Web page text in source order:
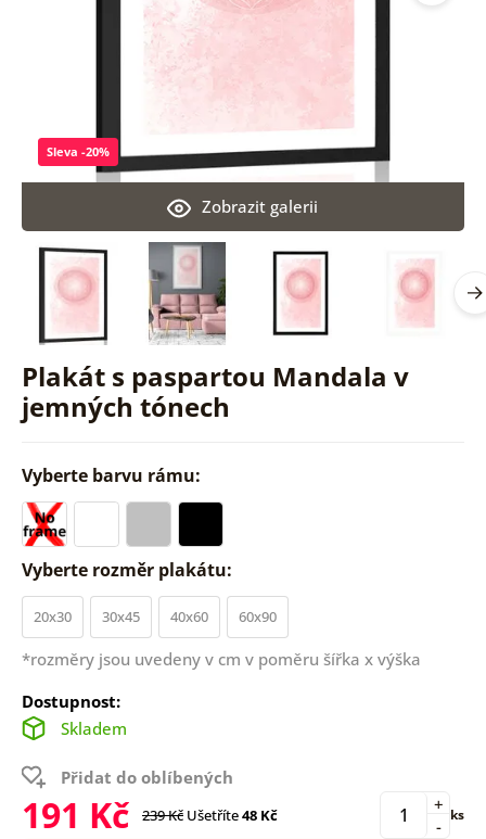
Plakát s paspartou Mandala v
jemných tónech
Zobrazit galerii
Sleva -20%
Vyberte barvu rámu:
Vyberte rozměr plakátu:
20x30 30x45 40x60 60x90
*rozměry jsou uvedeny v cm v poměru šířka x výška
Dostupnost:
Skladem
Přidat do oblíbených
191 Kč 239 Kč Ušetříte48 Kč -
+ ks